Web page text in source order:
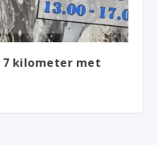
7 kilometer met